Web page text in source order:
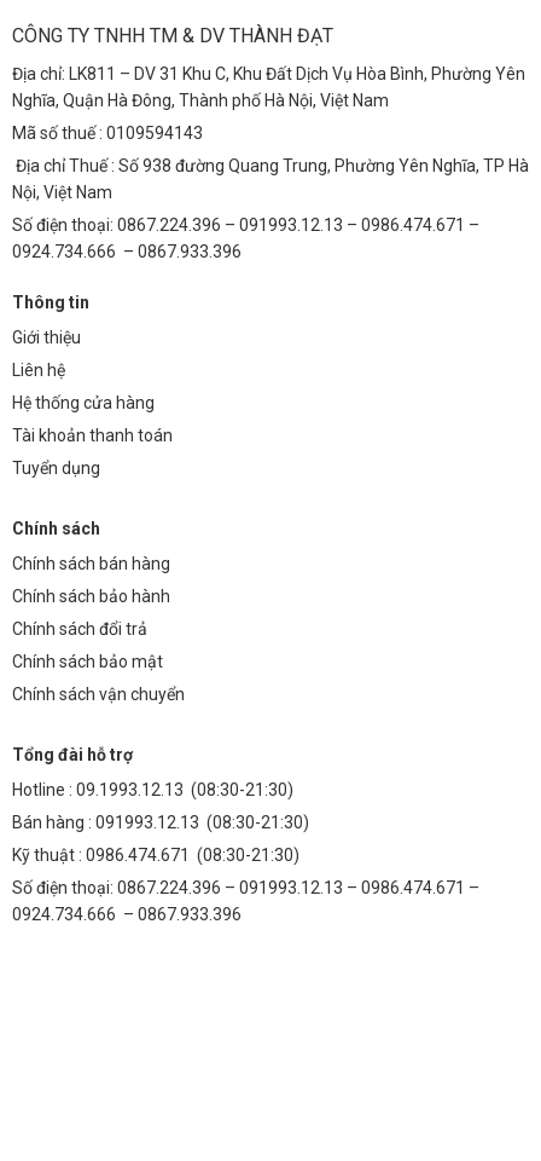
CÔNG TY TNHH TM & DV THÀNH ĐẠT
Địa chỉ: LK811 – DV 31 Khu C, Khu Đất Dịch Vụ Hòa Bình, Phường Yên
Nghĩa, Quận Hà Đông, Thành phố Hà Nội, Việt Nam
Mã số thuế : 0109594143
Địa chỉ Thuế : Số 938 đường Quang Trung, Phường Yên Nghĩa, TP Hà
Nội, Việt Nam
Số điện thoại: 0867.224.396 – 091993.12.13 – 0986.474.671 –
0924.734.666 – 0867.933.396
Thông tin
Giới thiệu
Liên hệ
Hệ thống cửa hàng
Tài khoản thanh toán
Tuyển dụng
Chính sách
Chính sách bán hàng
Chính sách bảo hành
Chính sách đổi trả
Chính sách bảo mật
Chính sách vận chuyển
Tổng đài hỗ trợ
Hotline : 09.1993.12.13 (08:30-21:30)
Bán hàng : 091993.12.13 (08:30-21:30)
Kỹ thuật : 0986.474.671 (08:30-21:30)
Số điện thoại: 0867.224.396 – 091993.12.13 – 0986.474.671 –
0924.734.666 – 0867.933.396